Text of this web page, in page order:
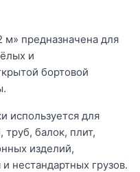
м» предназначена для
и
бортовой
используется для
балок, плит,
изделий,
нестандартных грузов.